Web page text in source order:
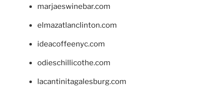
marjaeswinebar.com
elmazatlanclinton.com
ideacoffeenyc.com
odieschillicothe.com
lacantinitagalesburg.com